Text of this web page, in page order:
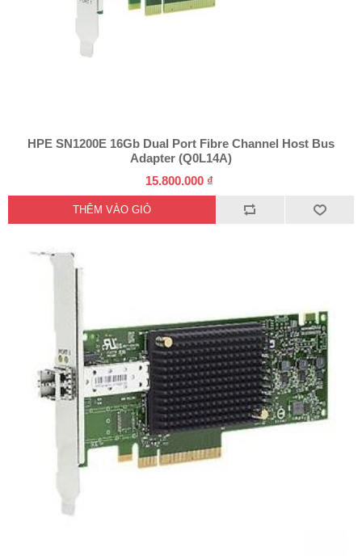
HPE SN1200E 16Gb Dual Port Fibre Channel Host Bus
Adapter (Q0L14A)
15.800.000 ₫